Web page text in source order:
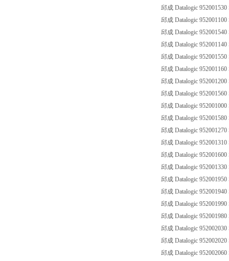
邱成 Datalogic
邱成 Datalogic
邱成 Datalogic
邱成 Datalogic 952001140
邱成 Datalogic
邱成 Datalogic
邱成 Datalogic
邱成 Datalogic
邱成 Datalogic
邱成 Datalogic
邱成 Datalogic
邱成 Datalogic
邱成 Datalogic
邱成 Datalogic
邱成 Datalogic
邱成 Datalogic
邱成 Datalogic
邱成 Datalogic
邱成 Datalogic
邱成 Datalogic
邱成 Datalogic